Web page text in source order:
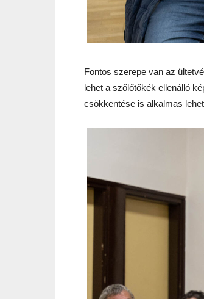
Fontos szerepe van az
lehet a szőlőtőkék ellenálló
csökkentése is alkalmas